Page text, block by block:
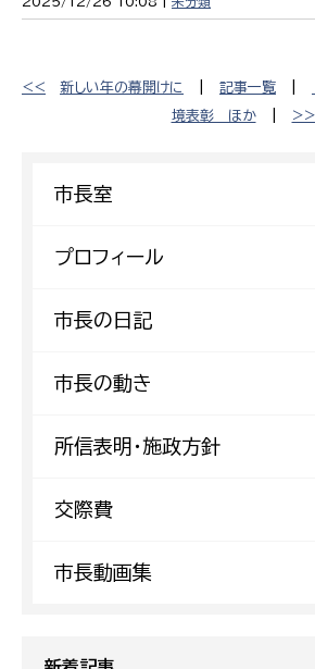
<< 新しい年の幕開けに 記事一覧
境表彰 ほか| >>
市長室
プロフィール
市長の日記
市長の動き
所信表明・施政方針
交際費
市長動画集